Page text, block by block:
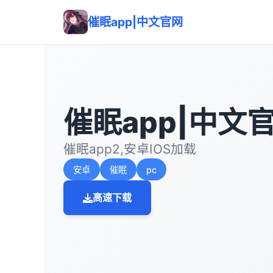
催眠app|中文官网
催眠app|中文
催眠app2,安卓IOS加载
安卓 催眠 pc
高速下载